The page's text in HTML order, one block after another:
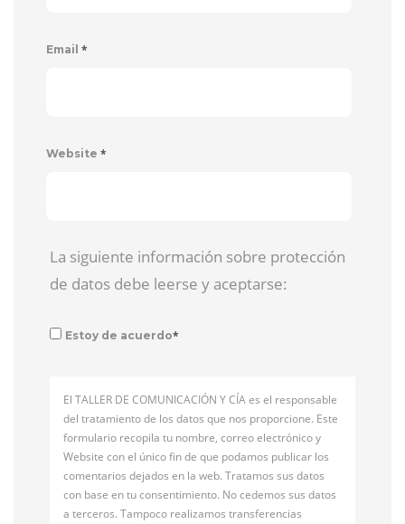
Email *
Website *
La siguiente información sobre protección
de datos debe leerse y aceptarse:
Estoy de acuerdo*
El TALLER DE COMUNICACIÓN Y CÍA es el responsable
del tratamiento de los datos que nos proporcione. Este
formulario recopila tu nombre, correo electrónico y
Website con el único fin de que podamos publicar los
comentarios dejados en la web. Tratamos sus datos
con base en tu consentimiento. No cedemos sus datos
a terceros. Tampoco realizamos transferencias